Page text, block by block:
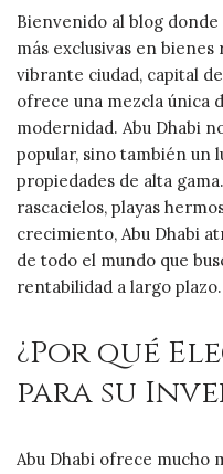
Bienvenido al blog
más exclusivas en bienes
vibrante ciudad, capital
ofrece una mezcla única
modernidad. Abu Dhabi
popular, sino también un
propiedades de alta
rascacielos, playas
crecimiento, Abu Dhabi
de todo el mundo que
rentabilidad a largo plazo.
¿Por qué
para su
Abu Dhabi ofrece mucho